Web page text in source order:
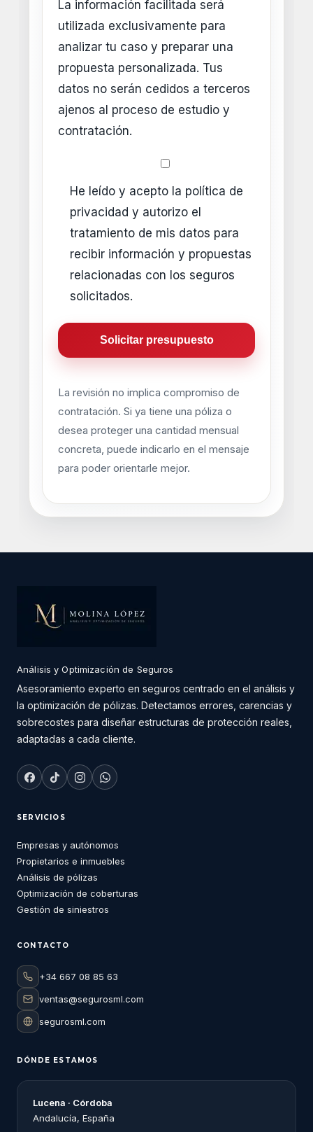
La información facilitada será
utilizada exclusivamente para
analizar tu caso y preparar una
propuesta personalizada. Tus
datos no serán cedidos a terceros
ajenos al proceso de estudio y
contratación.
He leído y acepto la política de
privacidad y autorizo el
tratamiento de mis datos para
recibir información y propuestas
relacionadas con los seguros
solicitados.
La revisión no implica compromiso de
contratación. Si ya tiene una póliza o
desea proteger una cantidad mensual
concreta, puede indicarlo en el mensaje
para poder orientarle mejor.
Análisis y Optimización de Seguros
Asesoramiento experto en seguros centrado en el análisis y
la optimización de pólizas. Detectamos errores, carencias y
sobrecostes para diseñar estructuras de protección reales,
adaptadas a cada cliente.
SERVICIOS
Empresas y autónomos
Propietarios e inmuebles
Análisis de pólizas
Optimización de coberturas
Gestión de siniestros
CONTACTO
+34 667 08 85 63
ventas@segurosml.com
segurosml.com
DÓNDE ESTAMOS
Lucena · Córdoba
Andalucía, España